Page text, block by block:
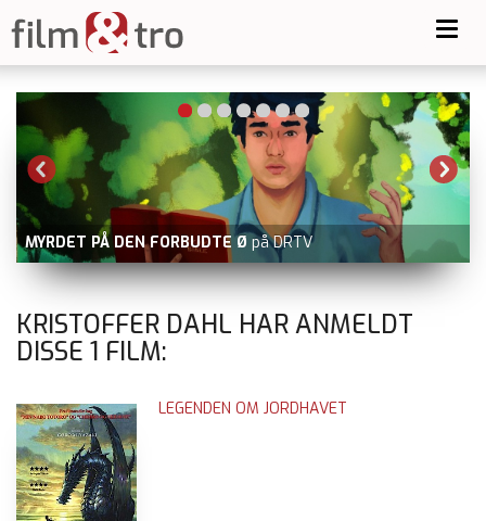
MYRDET PÅ DEN FORBUDTE Ø på DRTV
KRISTOFFER DAHL HAR ANMELDT
DISSE 1 FILM:
LEGENDEN OM JORDHAVET